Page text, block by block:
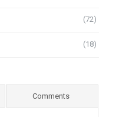
(72)
(18)
Comments